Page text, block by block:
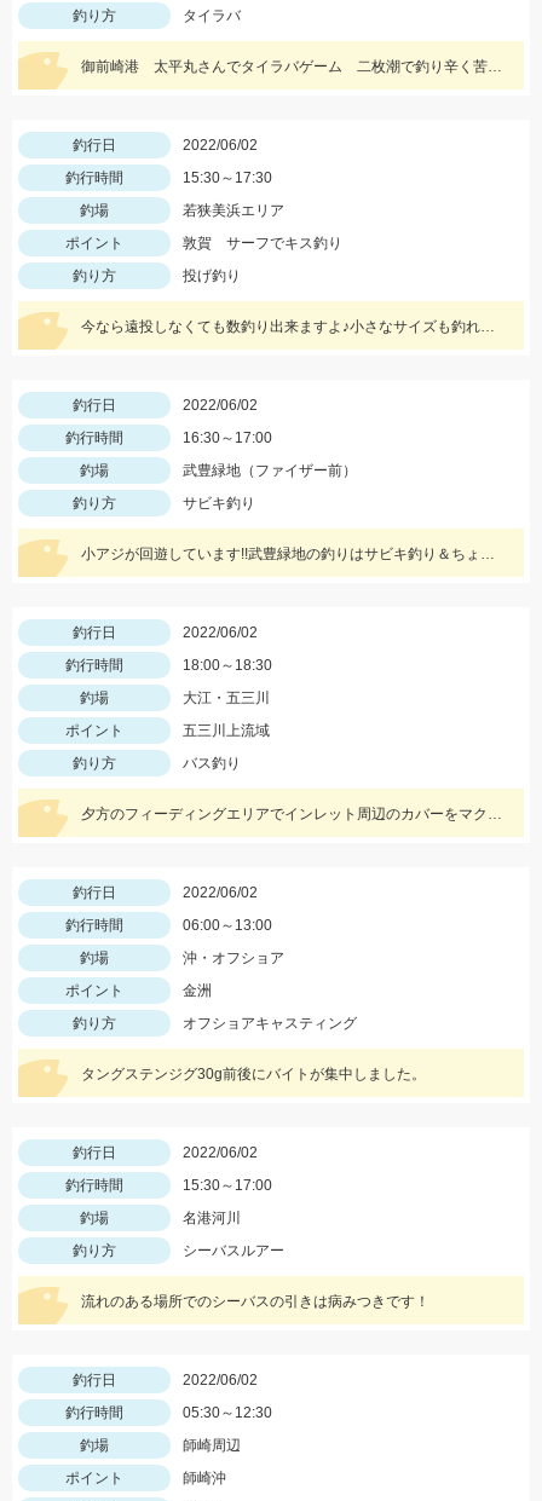
釣り方 タイラバ
御前崎港 太平丸さんでタイラバゲーム 二枚潮で釣り辛く苦戦しましたが本命キャッチできました。
釣行日
2022/06/02
釣行時間
15:30～17:30
釣場
若狭美浜エリア
ポイント
敦賀 サーフでキス釣り
釣り方
投げ釣り
今なら遠投しなくても数釣り出来ますよ♪小さなサイズも釣れますので、針は6号を用意しましょう！
釣行日
2022/06/02
釣行時間
16:30～17:00
釣場
武豊緑地（ファイザー前）
釣り方
サビキ釣り
小アジが回遊しています!!武豊緑地の釣りはサビキ釣り＆ちょい投げ釣り!!
釣行日
2022/06/02
釣行時間
18:00～18:30
釣場
大江・五三川
ポイント
五三川上流域
釣り方
バス釣り
夕方のフィーディングエリアでインレット周辺のカバーをマクベスで巻いているとスーッというバキュームバイト‼︎
釣行日
2022/06/02
釣行時間
06:00～13:00
釣場
沖・オフショア
ポイント
金洲
釣り方
オフショアキャスティング
タングステンジグ30g前後にバイトが集中しました。
釣行日
2022/06/02
釣行時間
15:30～17:00
釣場
名港河川
釣り方
シーバスルアー
流れのある場所でのシーバスの引きは病みつきです！
釣行日
2022/06/02
釣行時間
05:30～12:30
釣場
師崎周辺
ポイント
師崎沖